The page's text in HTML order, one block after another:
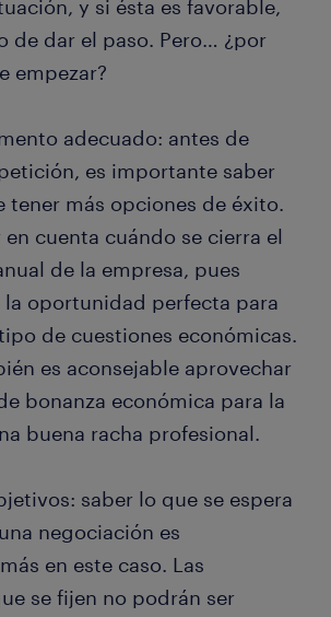
y si ésta es favorable,
de dar el paso. Pero… ¿por
empezar?
adecuado: antes de
es importante saber
tener más opciones de éxito.
cuenta cuándo se cierra el
de la empresa, pues
la oportunidad perfecta para
de cuestiones económicas.
es aconsejable aprovechar
bonanza económica para la
buena racha profesional.
saber lo que se espera
negociación es
en este caso. Las
se fijen no podrán ser